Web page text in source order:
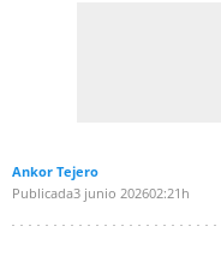
Ankor Tejero
Publicada3 junio 202602:21h